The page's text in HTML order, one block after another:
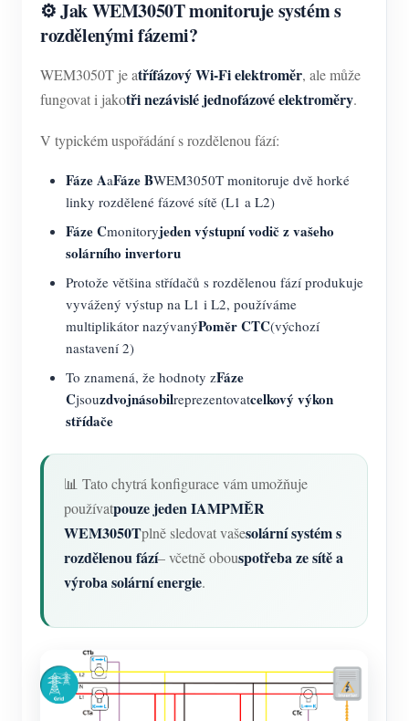
⚙️ Jak WEM3050T monitoruje systém s
rozdělenými fázemi?
WEM3050T je atřífázový Wi-Fi elektroměr, ale může
fungovat i jakotři nezávislé jednofázové elektroměry.
V typickém uspořádání s rozdělenou fází:
Fáze AaFáze BWEM3050T monitoruje dvě horké
linky rozdělené fázové sítě (L1 a L2)
Fáze Cmonitoryjeden výstupní vodič z vašeho
solárního invertoru
Protože většina střídačů s rozdělenou fází produkuje
vyvážený výstup na L1 i L2, používáme
multiplikátor nazývanýPoměr CTC(výchozí
nastavení 2)
To znamená, že hodnoty zFáze
Cjsouzdvojnásobilreprezentovatcelkový výkon
střídače
📊 Tato chytrá konfigurace vám umožňuje
používatpouze jeden IAMPMĚR
WEM3050Tplně sledovat vašesolární systém s
rozdělenou fází– včetně obouspotřeba ze sítě a
výroba solární energie.